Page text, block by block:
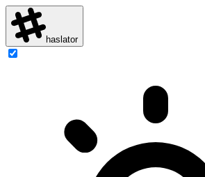
haslator